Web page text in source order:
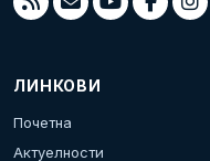
ЛИНКОВИ
Почетна
Актуелности